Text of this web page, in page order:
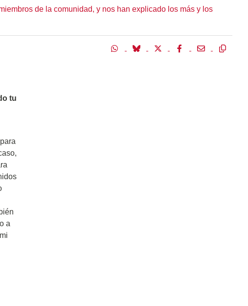
de la comunidad, y nos han explicado los más y los
tu
a